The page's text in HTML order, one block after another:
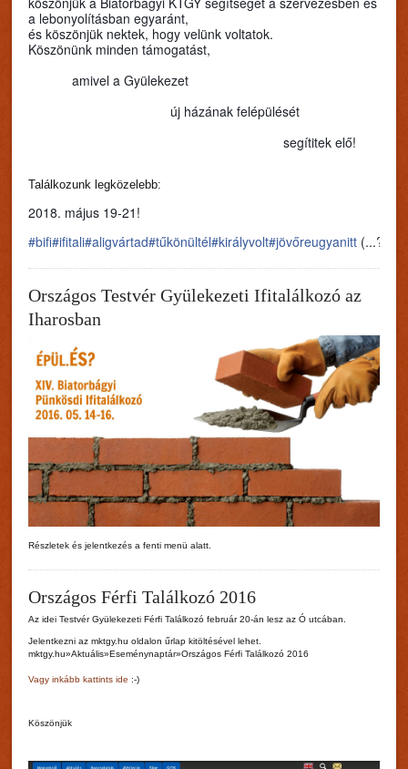
a lebonyolításban egyaránt,
és köszönjük nektek, hogy velünk voltatok.
Köszönünk minden támogatást,
amivel a Gyülekezet
új házának felépülését
segítitek elő!
Találkozunk legközelebb:
2018. május 19-21!
#bifi#ifitali#aligvártad#tűkönültél#királyvolt#jövőreugyanitt (...?)
Országos Testvér Gyülekezeti Ifitalálkozó az
Iharosban
Részletek és jelentkezés a fenti menü alatt.
Országos Férfi Találkozó 2016
Az idei Testvér Gyülekezeti Férfi Találkozó február 20-án lesz az Ó utcában.
Jelentkezni az mktgy.hu oldalon űrlap kitöltésével lehet.
mktgy.hu»Aktuális»Eseménynaptár»Országos Férfi Találkozó 2016
Vagy inkább kattints ide :-)
Köszönjük